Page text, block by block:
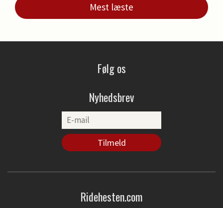
Mest læste
Følg os
Nyhedsbrev
Ridehesten.com